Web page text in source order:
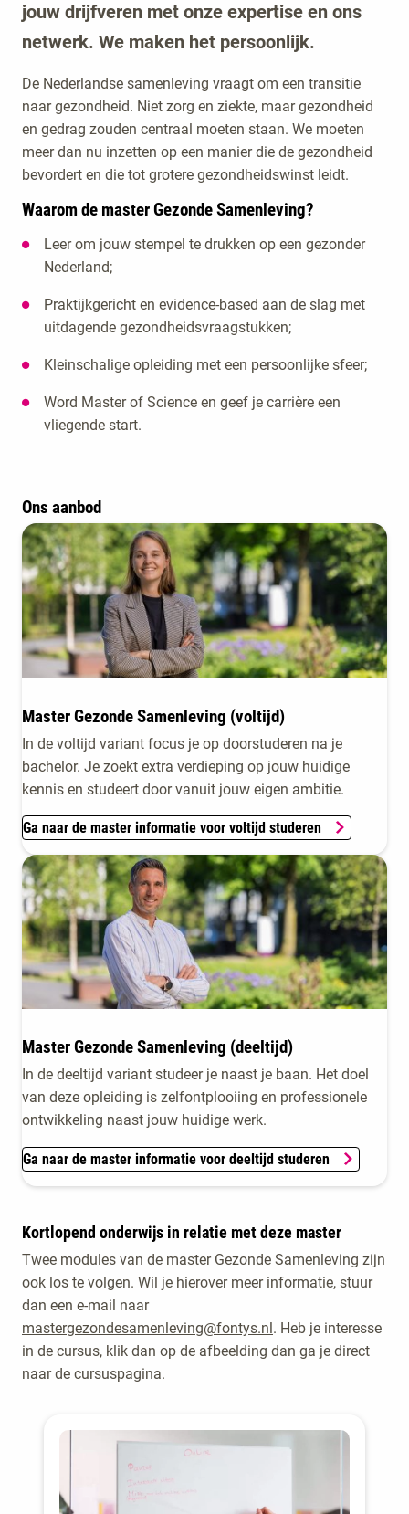
jouw drijfveren met onze expertise en ons
netwerk. We maken het persoonlijk.
De Nederlandse samenleving vraagt om een transitie
naar gezondheid. Niet zorg en ziekte, maar gezondheid
en gedrag zouden centraal moeten staan. We moeten
meer dan nu inzetten op een manier die de gezondheid
bevordert en die tot grotere gezondheidswinst leidt.
Waarom de master Gezonde Samenleving?
Leer om jouw stempel te drukken op een gezonder
Nederland;
Praktijkgericht en evidence-based aan de slag met
uitdagende gezondheidsvraagstukken;
Kleinschalige opleiding met een persoonlijke sfeer;
Word Master of Science en geef je carrière een
vliegende start.
Ons aanbod
Master Gezonde Samenleving (voltijd)
In de voltijd variant focus je op doorstuderen na je
bachelor. Je zoekt extra verdieping op jouw huidige
kennis en studeert door vanuit jouw eigen ambitie.
Ga naar de master informatie voor voltijd studeren
Master Gezonde Samenleving (deeltijd)
In de deeltijd variant studeer je naast je baan. Het doel
van deze opleiding is zelfontplooiing en professionele
ontwikkeling naast jouw huidige werk.
Ga naar de master informatie voor deeltijd studeren
Kortlopend onderwijs in relatie met deze master
Twee modules van de master Gezonde Samenleving zijn
ook los te volgen. Wil je hierover meer informatie, stuur
dan een e-mail naar
mastergezondesamenleving@fontys.nl. Heb je interesse
in de cursus, klik dan op de afbeelding dan ga je direct
naar de cursuspagina.